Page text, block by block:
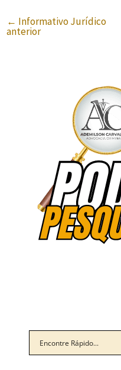
← Informativo Jurídico
anterior